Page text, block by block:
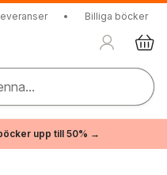
• Billiga böcker
upp till 50% →